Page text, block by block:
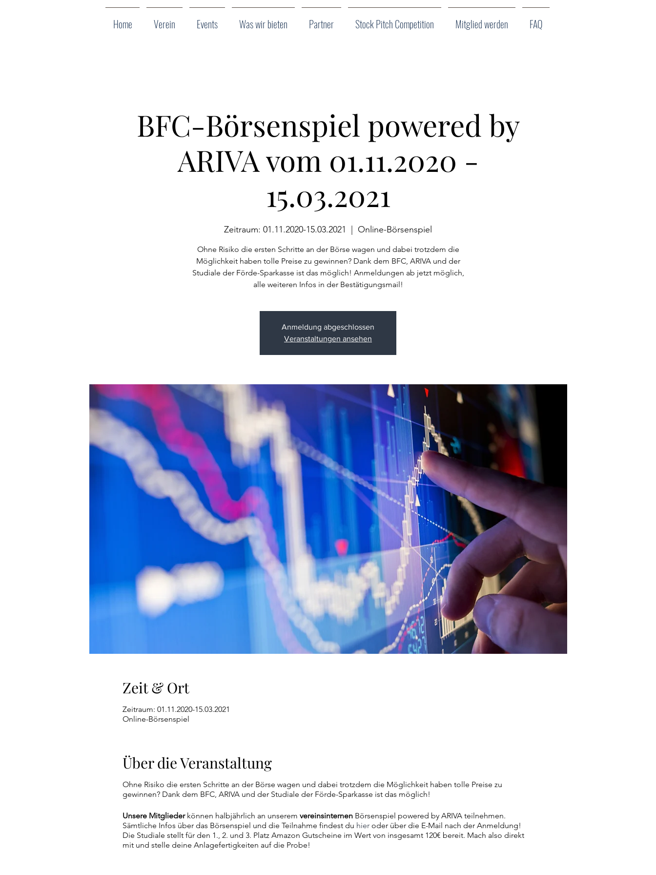
Home Verein Events Was wir bieten Partner Stock Pitch Competition Mitglied werden FAQ
BFC-Börsenspiel powered by
ARIVA vom 01.11.2020 -
15.03.2021
Zeitraum: 01.11.2020-15.03.2021 Online-Börsenspiel
Ohne Risiko die ersten Schritte an der Börse wagen und dabei trotzdem die
Möglichkeit haben tolle Preise zu gewinnen? Dank dem BFC, ARIVA und der
Studiale der Förde-Sparkasse ist das möglich! Anmeldungen ab jetzt möglich,
alle weiteren Infos in der Bestätigungsmail!
Anmeldung abgeschlossen
Veranstaltungen ansehen
Zeit & Ort
Zeitraum: 01.11.2020-15.03.2021
Online-Börsenspiel
Über die Veranstaltung
Ohne Risiko die ersten Schritte an der Börse wagen und dabei trotzdem die Möglichkeit haben tolle Preise zu
gewinnen? Dank dem BFC, ARIVA und der Studiale der Förde-Sparkasse ist das möglich!
Unsere Mitgliederkönnen halbjährlich an unserem vereinsinternenBörsenspiel powered by ARIVA teilnehmen.
Sämtliche Infos über das Börsenspiel und die Teilnahme findest du hieroder über die E-Mail nach der Anmeldung!
Die Studiale stellt für den 1., 2. und 3. Platz Amazon Gutscheine im Wert von insgesamt 120€ bereit. Mach also direkt
mit und stelle deine Anlagefertigkeiten auf die Probe!